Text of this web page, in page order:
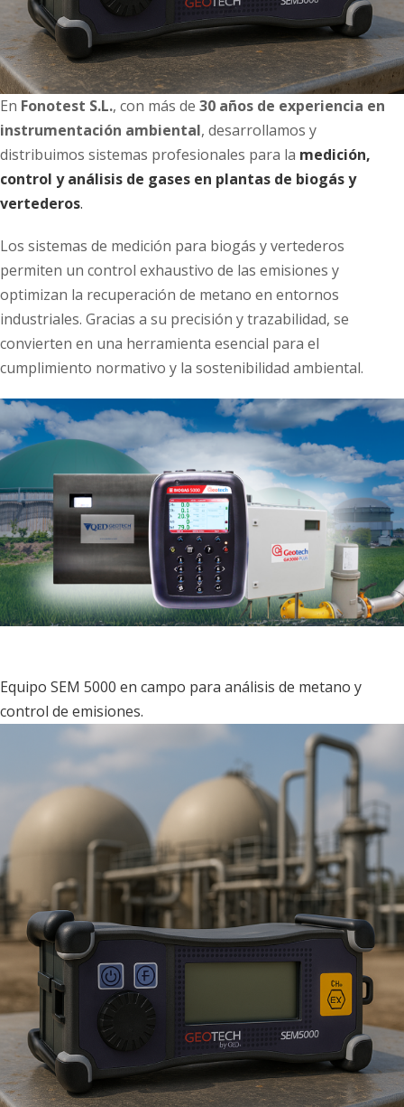
En Fonotest S.L., con más de 30 años de experiencia en
instrumentación ambiental, desarrollamos y
distribuimos sistemas profesionales para la medición,
control y análisis de gases en plantas de biogás y
vertederos.
Los sistemas de medición para biogás y vertederos
permiten un control exhaustivo de las emisiones y
optimizan la recuperación de metano en entornos
industriales. Gracias a su precisión y trazabilidad, se
convierten en una herramienta esencial para el
cumplimiento normativo y la sostenibilidad ambiental.
Equipo SEM 5000 en campo para análisis de metano y
control de emisiones.